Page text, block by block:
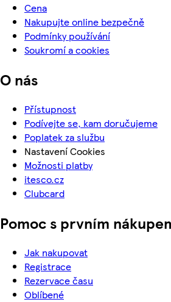
Cena
Nakupujte online bezpečně
Podmínky používání
Soukromí a cookies
O nás
Přístupnost
Podívejte se, kam doručujeme
Poplatek za službu
Nastavení Cookies
Možnosti platby
itesco.cz
Clubcard
Pomoc s prvním
Jak nakupovat
Registrace
Rezervace času
Oblíbené